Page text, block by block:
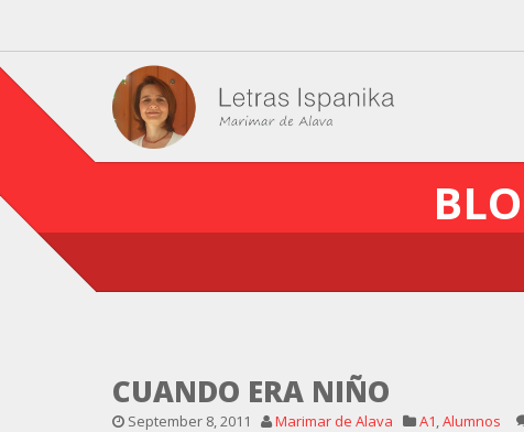
CUANDO ERA NIÑO
September 8, 2011 Marimar de Alava A1,Alumnos